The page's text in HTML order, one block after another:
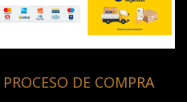
DE COMPRA